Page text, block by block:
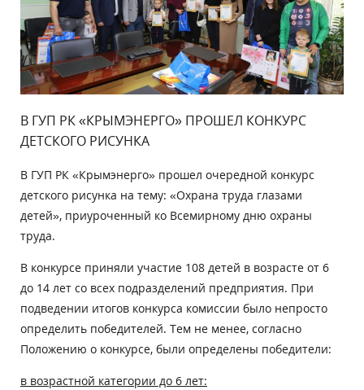
В ГУП РК «КРЫМЭНЕРГО» ПРОШЕЛ КОНКУРС
ДЕТСКОГО РИСУНКА
В ГУП РК «Крымэнерго» прошел очередной конкурс
детского рисунка на тему: «Охрана труда глазами
детей», приуроченный ко Всемирному дню охраны
труда.
В конкурсе приняли участие 108 детей в возрасте от 6
до 14 лет со всех подразделений предприятия. При
подведении итогов конкурса комиссии было непросто
определить победителей. Тем не менее, согласно
Положению о конкурсе, были определены победители:
в возрастной категории до 6 лет: